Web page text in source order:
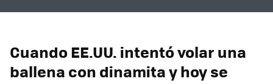
Cuando EE.UU. intentó volar una
ballena con dinamita y hoy se